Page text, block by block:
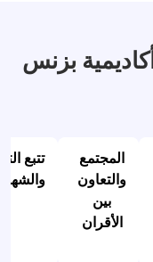
بزنس
المجتمع
والتعاون
بين
الأقران
تتبع